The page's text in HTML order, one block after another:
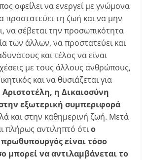
οφείλει να ενεργεί με γνώμονα
προστατεύει τη ζωή και να μην
να σέβεται την προσωπικότητα
των άλλων, να προστατεύει και
και τέλος να είναι
με τους άλλους ανθρώπους,
και να θυσιάζεται για
Αριστοτέλη, η Δικαιοσύνη
εξωτερική συμπεριφορά
και στην καθημερινή ζωή. Μετά
πλήρως αντιληπτό ότιο
είναι τόσο
μπορεί να αντιλαμβάνεται το